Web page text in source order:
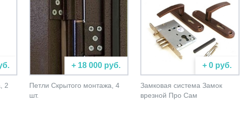
2
+ 18 000 руб.
Петли Скрытого монтажа, 4
шт.
+ 0 руб.
Замковая система Замок
врезной Про Сам